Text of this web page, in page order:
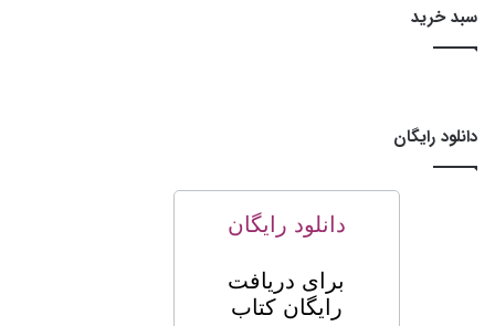
سبد خرید
دانلود رایگان
دانلود رایگان
برای دریافت
رایگان کتاب